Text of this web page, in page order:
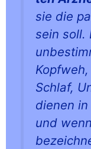
sie die
sein soll.
Schlaf,
die­nen
und